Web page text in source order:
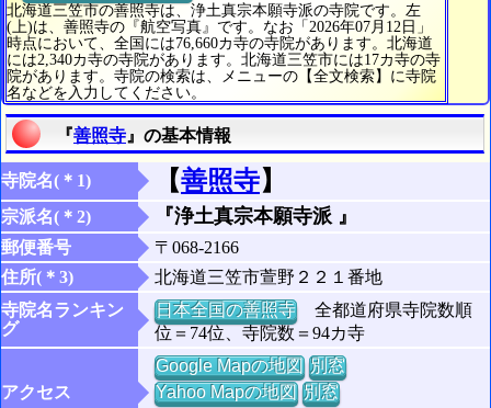
北海道三笠市の善照寺は、浄土真宗本願寺派の寺院です。左
(上)は、善照寺の『航空写真』です。なお「2026年07月12日」
時点において、全国には76,660カ寺の寺院があります。北海道
には2,340カ寺の寺院があります。北海道三笠市には17カ寺の寺
院があります。寺院の検索は、メニューの【全文検索】に寺院
名などを入力してください。
『善照寺 』の基本情報
寺院名(＊1) 【善照寺】
宗派名(＊2) 『浄土真宗本願寺派 』
郵便番号
〒068-2166
住所(＊3)
北海道三笠市萱野２２１番地
寺院名ランキン
グ
日本全国の善照寺全都道府県寺院数順
位＝74位、寺院数＝94カ寺
アクセス
Google Mapの地図 別窓
Yahoo Mapの地図 別窓